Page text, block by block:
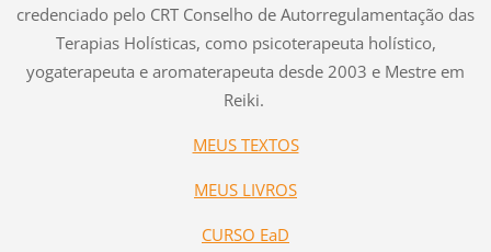
credenciado pelo CRT Conselho de Autorregulamentação das
Terapias Holísticas, como psicoterapeuta holístico,
yogaterapeuta e aromaterapeuta desde 2003 e Mestre em
Reiki.
MEUS TEXTOS
MEUS LIVROS
CURSO EaD